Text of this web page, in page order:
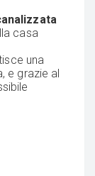
casa
una
e grazie al